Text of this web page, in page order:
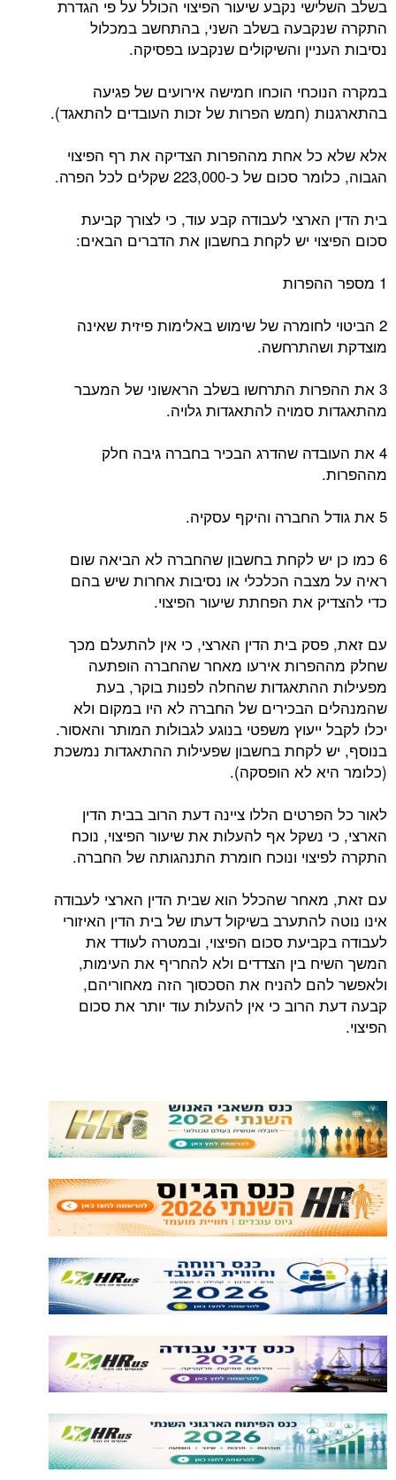
בשלב השלישי נקבע שיעור הפיצוי הכולל על פי הגדרת
התקרה שנקבעה בשלב השני, בהתחשב במכלול
נסיבות העניין והשיקולים שנקבעו בפסיקה.
במקרה הנוכחי הוכחו חמישה אירועים של פגיעה
בהתארגנות (חמש הפרות של זכות העובדים להתאגד).
אלא שלא כל אחת מההפרות הצדיקה את רף הפיצוי
הגבוה, כלומר סכום של כ-223,000 שקלים לכל הפרה.
בית הדין הארצי לעבודה קבע עוד, כי לצורך קביעת
סכום הפיצוי יש לקחת בחשבון את הדברים הבאים:
1 מספר ההפרות
2 הביטוי לחומרה של שימוש באלימות פיזית שאינה
מוצדקת ושהתרחשה.
3 את ההפרות התרחשו בשלב הראשוני של המעבר
מהתאגדות סמויה להתאגדות גלויה.
4 את העובדה שהדרג הבכיר בחברה גיבה חלק
מההפרות.
5 את גודל החברה והיקף עסקיה.
6 כמו כן יש לקחת בחשבון שהחברה לא הביאה שום
ראיה על מצבה הכלכלי או נסיבות אחרות שיש בהם
כדי להצדיק את הפחתת שיעור הפיצוי.
עם זאת, פסק בית הדין הארצי, כי אין להתעלם מכך
שחלק מההפרות אירעו מאחר שהחברה הופתעה
מפעילות ההתאגדות שהחלה לפנות בוקר, בעת
שהמנהלים הבכירים של החברה לא היו במקום ולא
יכלו לקבל ייעוץ משפטי בנוגע לגבולות המותר והאסור.
בנוסף, יש לקחת בחשבון שפעילות ההתאגדות נמשכת
(כלומר היא לא הופסקה).
לאור כל הפרטים הללו ציינה דעת הרוב בבית הדין
הארצי, כי נשקל אף להעלות את שיעור הפיצוי, נוכח
התקרה לפיצוי ונוכח חומרת התנהגותה של החברה.
עם זאת, מאחר שהכלל הוא שבית הדין הארצי לעבודה
אינו נוטה להתערב בשיקול דעתו של בית הדין האיזורי
לעבודה בקביעת סכום הפיצוי, ובמטרה לעודד את
המשך השיח בין הצדדים ולא להחריף את העימות,
ולאפשר להם להניח את הסכסוך הזה מאחוריהם,
קבעה דעת הרוב כי אין להעלות עוד יותר את סכום
הפיצוי.